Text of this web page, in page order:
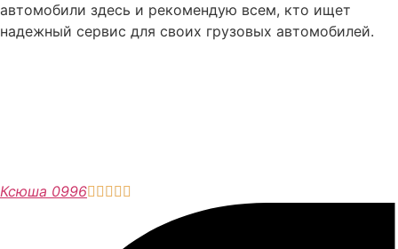
автомобили здесь и рекомендую всем, кто ищет
надежный сервис для своих грузовых автомобилей.
Ксюша 0996    